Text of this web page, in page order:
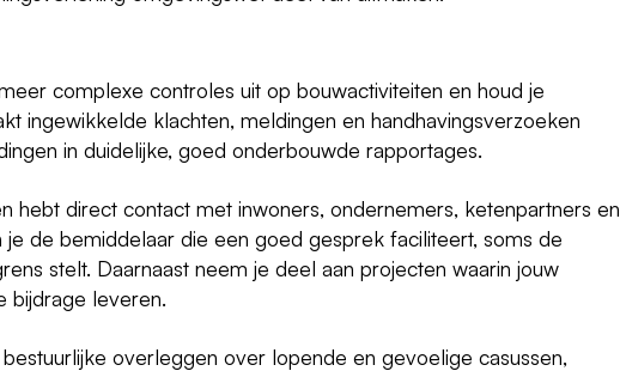
complexe controles uit op bouwactiviteiten en houd je
ingewikkelde klachten, meldingen en handhavingsverzoeken
in duidelijke, goed onderbouwde rapportages.
hebt direct contact met inwoners, ondernemers, ketenpartners en
de bemiddelaar die een goed gesprek faciliteert, soms de
stelt. Daarnaast neem je deel aan projecten waarin jouw
bijdrage leveren.
overleggen over lopende en gevoelige casussen,